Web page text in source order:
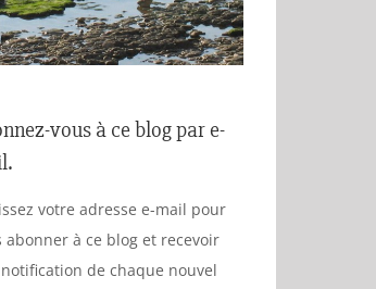
vous à ce blog par e-
votre adresse e-mail pour
abonner à ce blog et recevoir
de chaque nouvel